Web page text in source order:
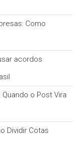
Como
acordos
o Post Vira
Dividir Cotas